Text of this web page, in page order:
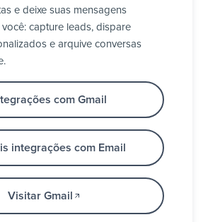
e deixe suas mensagens
capture leads, dispare
e arquive conversas
com Gmail
integrações com Email
Visitar Gmail